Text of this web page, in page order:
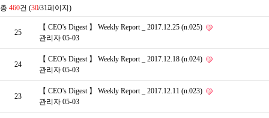
총 460건 (30/31페이지)
25
【 CEO's Digest 】 Weekly Report _ 2017.12.25 (n.025)
관리자 05-03
24
【 CEO's Digest 】 Weekly Report _ 2017.12.18 (n.024)
관리자 05-03
23
【 CEO's Digest 】 Weekly Report _ 2017.12.11 (n.023)
관리자 05-03